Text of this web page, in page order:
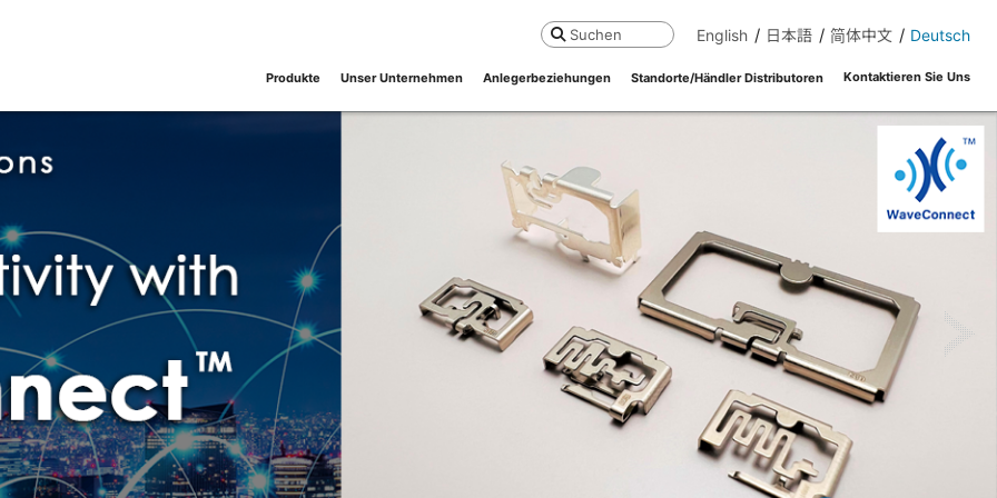
Suchen English 日本語 简体中文 Deutsch
Produkte Unser Unternehmen Anlegerbeziehungen Standorte/Händler Distributoren Kontaktieren Sie Uns